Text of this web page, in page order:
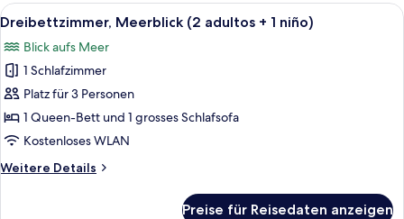
Alle
Fotos
für
Dreibettzimmer,
Meerblick
(2
adultos
1
Zimmersafe, Schreibtisch,
5
Dreibettzimmer, Meerblick (2 adultos + 1 niño)
Blick aufs Meer
1 Schlafzimmer
Platz für 3 Personen
1 Queen-Bett und 1 grosses Schlafsofa
Kostenloses WLAN
Weitere Details
Weitere
Preise für Reisedaten anzeigen